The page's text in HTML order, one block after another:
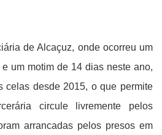
de Alcaçuz, onde ocorreu um
um motim de 14 dias neste ano,
celas desde 2015, o que permite
circule livremente pelos
arrancadas pelos presos em